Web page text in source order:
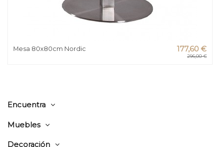
Mesa 80x80cm Nordic 177,60 €
296,00 €
Encuentra
Muebles
Decoración